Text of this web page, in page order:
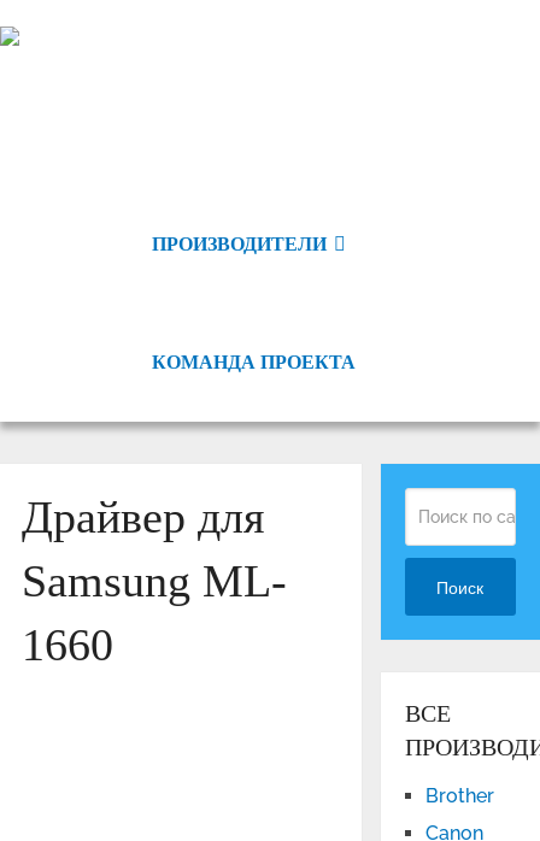
ПРОИЗВОДИТЕЛИ
КОМАНДА ПРОЕКТА
Драйвер для
Samsung ML-
1660
Поиск
ВСЕ
Brother
Canon